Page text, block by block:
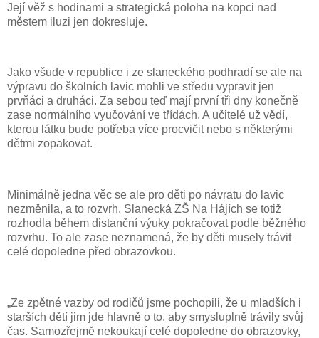
Její věž s hodinami a strategická poloha na kopci nad
městem iluzi jen dokresluje.
Jako všude v republice i ze slaneckého podhradí se ale na
výpravu do školních lavic mohli ve středu vypravit jen
prvňáci a druháci. Za sebou teď mají první tři dny konečně
zase normálního vyučování ve třídách. A učitelé už vědí,
kterou látku bude potřeba více procvičit nebo s některými
dětmi zopakovat.
Minimálně jedna věc se ale pro děti po návratu do lavic
nezměnila, a to rozvrh. Slanecká ZŠ Na Hájích se totiž
rozhodla během distanční výuky pokračovat podle běžného
rozvrhu. To ale zase neznamená, že by děti musely trávit
celé dopoledne před obrazovkou.
„Ze zpětné vazby od rodičů jsme pochopili, že u mladších i
starších dětí jim jde hlavně o to, aby smysluplně trávily svůj
čas. Samozřejmě nekoukají celé dopoledne do obrazovky,